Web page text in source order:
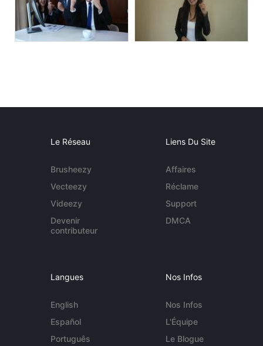
Le Réseau
Brusheezy
Vecteezy
Videezy
Devenir
contributeur
Liens Du Site
Affaires
Réclame
Support
DMCA
Langues
English
Español
Português
Nos Infos
Nos Infos
L'Équipe
Le Blogue